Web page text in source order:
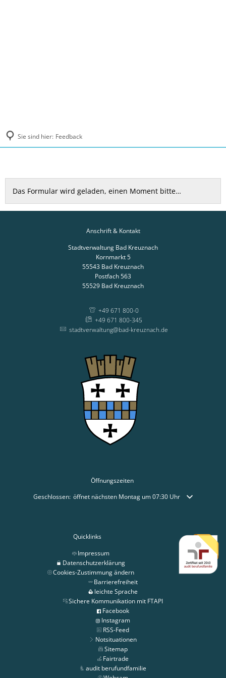
Sie sind hier: Feedback
Feedback
Das Formular wird geladen, einen Moment bitte…
Anschrift & Kontakt
Stadtverwaltung Bad Kreuznach
Kornmarkt 5
55543 Bad Kreuznach
Postfach 563
55529 Bad Kreuznach
+49 671 800-0
+49 671 800-345
stadtverwaltung@bad-kreuznach.de
Öffnungszeiten
Klicken, um weitere Öffnungs- oder Schließzeiten auszublenden
Geschlossen: öffnet nächsten Montag um 07:30 Uhr
Quicklinks
Impressum
Datenschutzerklärung
Cookies-Zustimmung ändern
Barrierefreiheit
leichte Sprache
Sichere Kommunikation mit FTAPI
Facebook
Instagram
RSS-Feed
Notsituationen
Sitemap
Fairtrade
audit berufundfamilie